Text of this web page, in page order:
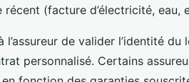
(facture d’électricité, eau,
de valider l’identité
personnalisé. Certains